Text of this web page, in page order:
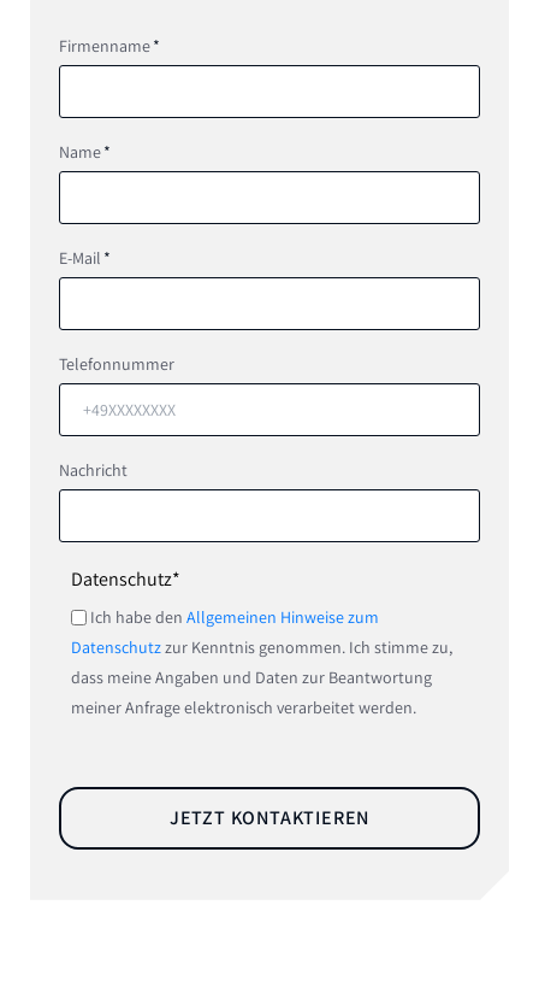
Pflichtfeld
Firmenname*
Pflichtfeld
Name*
Pflichtfeld
E-Mail *
Telefonnummer
Nachricht
Pflichtfeld
Datenschutz*
Ich habe den Allgemeinen Hinweise zum
Datenschutzzur Kenntnis genommen. Ich stimme zu,
dass meine Angaben und Daten zur Beantwortung
meiner Anfrage elektronisch verarbeitet werden.
JETZT KONTAKTIEREN